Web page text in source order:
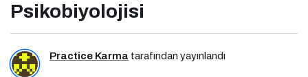
Psikobiyolojisi
Practice Karma tarafından yayınlandı